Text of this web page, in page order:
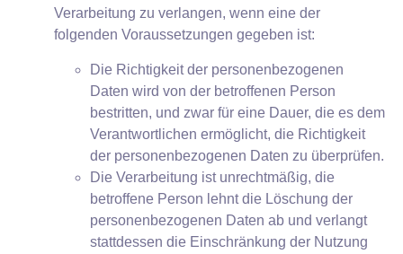
Verarbeitung zu verlangen, wenn eine der
folgenden Voraussetzungen gegeben ist:
Die Richtigkeit der personenbezogenen
Daten wird von der betroffenen Person
bestritten, und zwar für eine Dauer, die es dem
Verantwortlichen ermöglicht, die Richtigkeit
der personenbezogenen Daten zu überprüfen.
Die Verarbeitung ist unrechtmäßig, die
betroffene Person lehnt die Löschung der
personenbezogenen Daten ab und verlangt
stattdessen die Einschränkung der Nutzung